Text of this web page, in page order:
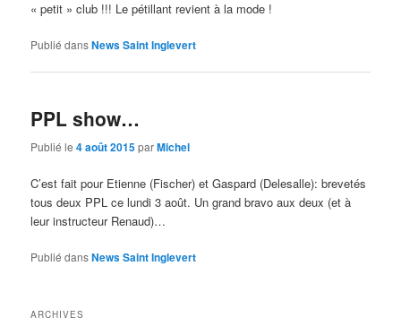
« petit » club !!! Le pétillant revient à la mode !
Publié dansNews Saint Inglevert
PPL show…
Publié le4 août 2015parMichel
C’est fait pour Etienne (Fischer) et Gaspard (Delesalle): brevetés
tous deux PPL ce lundi 3 août. Un grand bravo aux deux (et à
leur instructeur Renaud)…
Publié dansNews Saint Inglevert
ARCHIVES